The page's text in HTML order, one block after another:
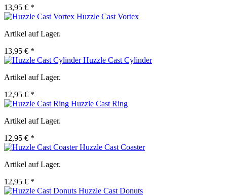
13,95 € *
Huzzle Cast Vortex
Artikel auf Lager.
13,95 € *
Huzzle Cast Cylinder
Artikel auf Lager.
12,95 € *
Huzzle Cast Ring
Artikel auf Lager.
12,95 € *
Huzzle Cast Coaster
Artikel auf Lager.
12,95 € *
Huzzle Cast Donuts